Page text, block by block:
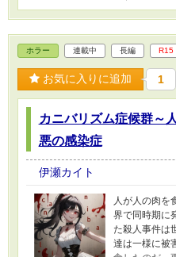
ホラー 連載中 長編 R15
お気に入りに追加 1
カニバリズム症候群～
悪の感染症
伊瀬カイト
人が人の肉を
界で同時期に
た殺人事件は
達は一様に被